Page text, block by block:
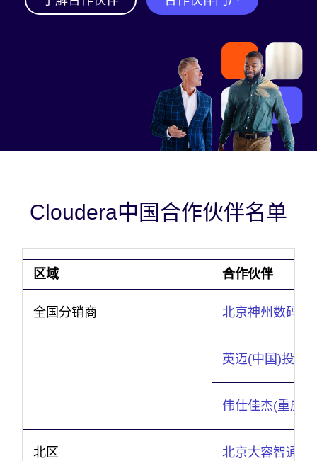
我们的合作伙伴计划
Cloudera中国合作伙伴名单
区域 合作伙伴
全国分销商 北京神州数码有
英迈(中国)投资
伟仕佳杰(重庆
北区 北京大容智通信